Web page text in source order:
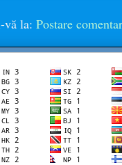
vă la: Postare